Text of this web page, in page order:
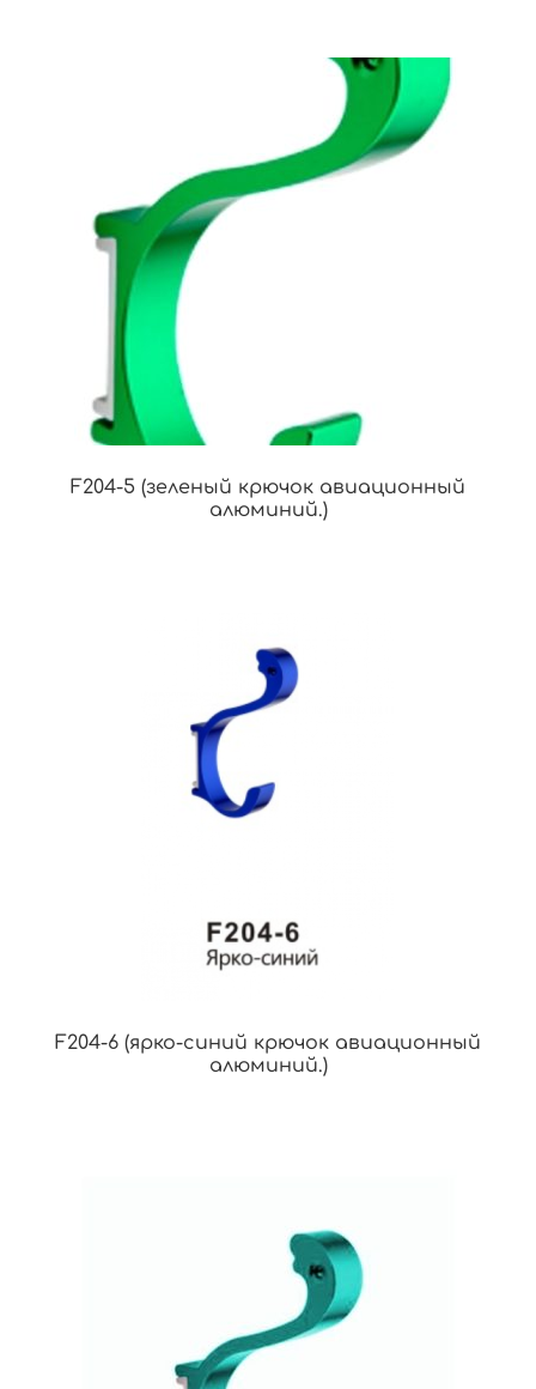
F204-5 (зеленый крючок авиационный
алюминий.)
F204-6 (ярко-синий крючок авиационный
алюминий.)